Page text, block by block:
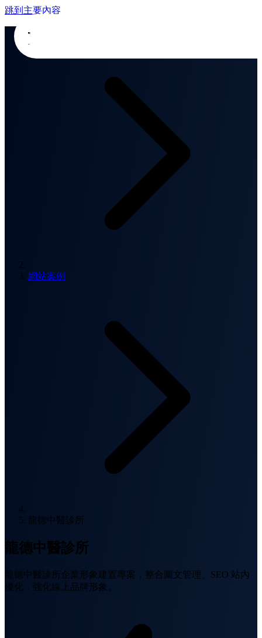
跳到主要內容
首頁
網站案例
龍德中醫診所
龍德中醫診所
龍德中醫診所企業形象建置專案，整合圖文管理、SEO 站內
優化，強化線上品牌形象。